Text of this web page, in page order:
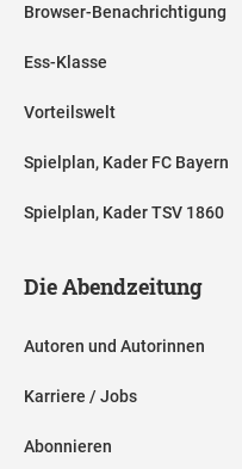
Browser-Benachrichtigung
Ess-Klasse
Vorteilswelt
Spielplan, Kader FC Bayern
Spielplan, Kader TSV 1860
Die Abendzeitung
Autoren und Autorinnen
Karriere / Jobs
Abonnieren